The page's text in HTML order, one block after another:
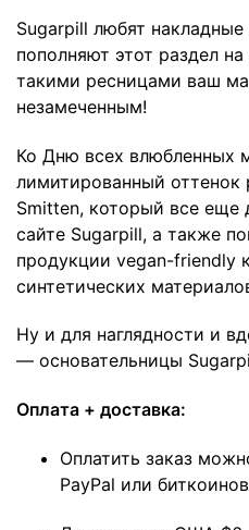
Sugarpill любят
пополняют этот раздел
такими ресницами ваш
незамеченным!
Ко Дню всех влюбленных
лимитированный оттенок
Smitten, который все еще
сайте Sugarpill, а также
продукции vegan-friendly
синтетических
Ну и для наглядности и
— основательницы
Оплата + доставка:
Оплатить заказ
PayPal или биткоинов